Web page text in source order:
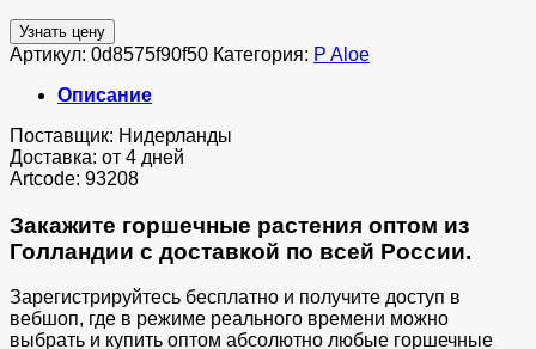
Узнать цену
Артикул: 0d8575f90f50 Категория: P Aloe
Описание
Поставщик: Нидерланды
Доставка: от 4 дней
Artcode: 93208
Закажите горшечные растения оптом из
Голландии с доставкой по всей России.
Зарегистрируйтесь бесплатно и получите доступ в
вебшоп, где в режиме реального времени можно
выбрать и купить оптом абсолютно любые горшечные